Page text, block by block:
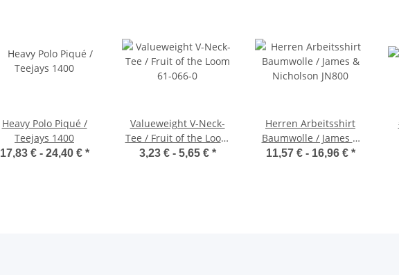
Heavy Polo Piqué /
Teejays 1400
17,83 € - 24,40 € *
Valueweight V-Neck-
Tee / Fruit of the Loom
61-066-0
3,23 € - 5,65 € *
Herren Arbeitsshirt
Baumwolle / James &
Nicholson JN800
11,57 € - 16,96 € *